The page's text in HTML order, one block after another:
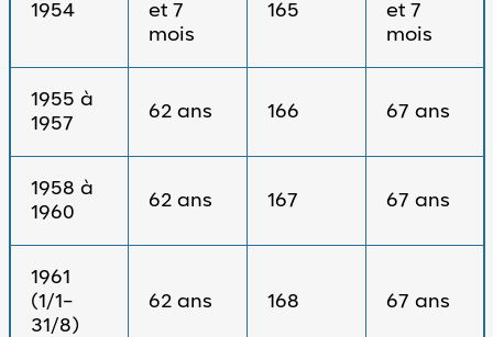
1954
et 7
mois
165
et 7
mois
1955 à
1957
62 ans 166 67 ans
1958 à
1960
62 ans 167 67 ans
1961
(1/1-
31/8)
62 ans 168 67 ans